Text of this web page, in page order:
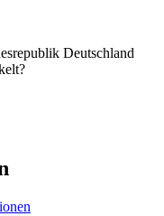
Deutschland